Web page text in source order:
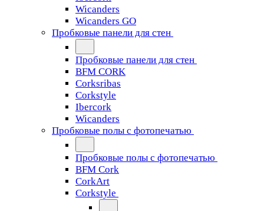
Wicanders
Wicanders GO
Пробковые панели для стен
Пробковые панели для стен
BFM CORK
Corksribas
Corkstyle
Ibercork
Wicanders
Пробковые полы с фотопечатью
Пробковые полы с фотопечатью
BFM Cork
CorkArt
Corkstyle